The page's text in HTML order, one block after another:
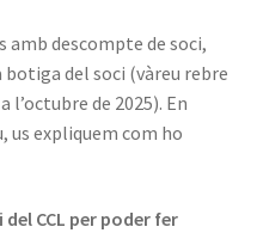
amb descompte de soci,
del soci (vàreu rebre
de 2025). En
us expliquem com ho
CCL per poder fer